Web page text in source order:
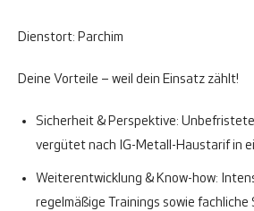
Dienstort: Parchim
Deine Vorteile – weil dein Einsatz zählt!
Sicherheit & Perspektive:
vergütet nach IG-Metall-Haustarif in
Weiterentwicklung & Know-how:
regelmäßige Trainings sowie fachliche